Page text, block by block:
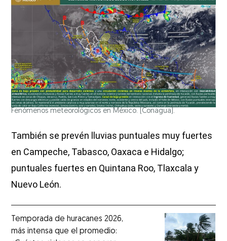
Fenómenos meteorológicos en México. (Conagua).
También se prevén lluvias puntuales muy fuertes
en Campeche, Tabasco, Oaxaca e Hidalgo;
puntuales fuertes en Quintana Roo, Tlaxcala y
Nuevo León.
Temporada de huracanes 2026,
más intensa que el promedio: